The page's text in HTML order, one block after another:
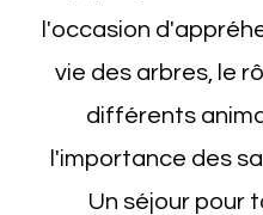
l'occasion
vie des arbres, le
différents
l'importance des
Un séjour pour